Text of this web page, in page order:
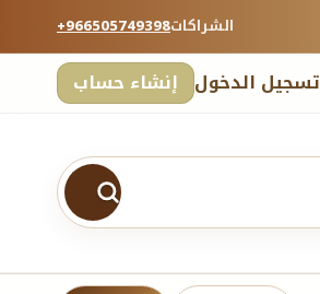
+966505749398الشراكات
تسجيل الدخول إنشاء حساب